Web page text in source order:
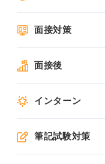
面接対策
面接後
インターン
筆記試験対策